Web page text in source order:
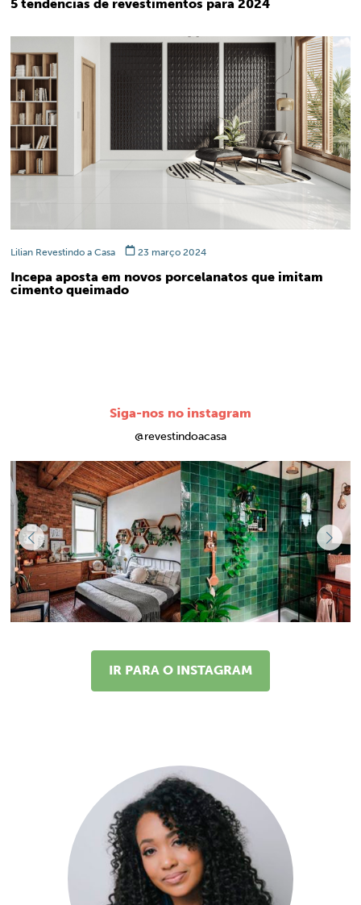
5 tendências de revestimentos para 2024
Lilian Revestindo a Casa 23 março 2024
Incepa aposta em novos porcelanatos que imitam
cimento queimado
Siga-nos no instagram
@revestindoacasa
IR PARA O INSTAGRAM